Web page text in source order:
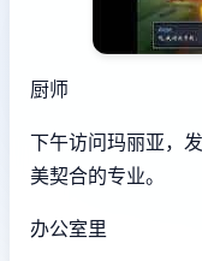
厨师
下午访问玛丽亚，
美契合的专业。
办公室里